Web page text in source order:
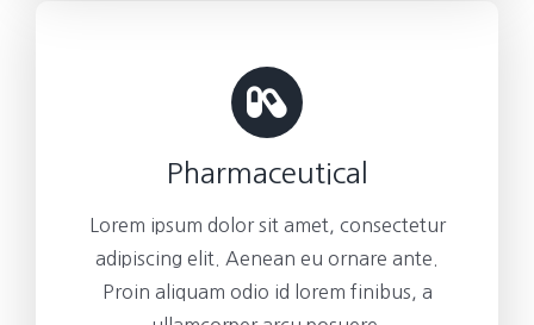
Pharmaceutical
Lorem ipsum dolor sit amet, consectetur
adipiscing elit. Aenean eu ornare ante.
Proin aliquam odio id lorem finibus, a